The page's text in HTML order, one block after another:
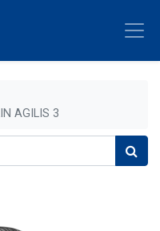
AGILIS 3